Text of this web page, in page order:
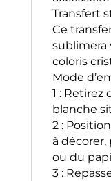
Transfert
Ce
sublimera
coloris
Mode
1 :
blanche
2 :
à
ou du
3 :